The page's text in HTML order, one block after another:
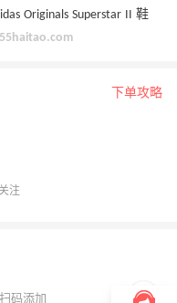
Originals Superstar II 鞋
下单攻略
注